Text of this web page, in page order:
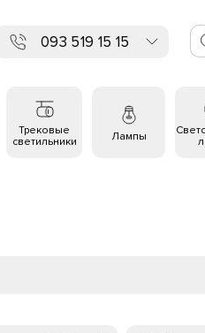
093 519 15 15
Трековые
светильники
Лампы